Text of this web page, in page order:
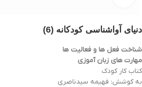
دنیای آواشناسی کودکانه (6)
شناخت فعل ها و فعالیت ها
مهارت های زبان آموزی
کتاب کار کودک
به کوشش: فهيمه سيدناصری